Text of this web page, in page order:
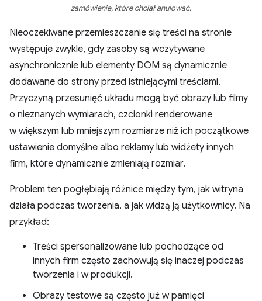
zamówienie, które chciał anulować.
Nieoczekiwane przemieszczanie się treści na stronie
występuje zwykle, gdy zasoby są wczytywane
asynchronicznie lub elementy DOM są dynamicznie
dodawane do strony przed istniejącymi treściami.
Przyczyną przesunięć układu mogą być obrazy lub filmy
o nieznanych wymiarach, czcionki renderowane
w większym lub mniejszym rozmiarze niż ich początkowe
ustawienie domyślne albo reklamy lub widżety innych
firm, które dynamicznie zmieniają rozmiar.
Problem ten pogłębiają różnice między tym, jak witryna
działa podczas tworzenia, a jak widzą ją użytkownicy. Na
przykład:
Treści spersonalizowane lub pochodzące od
innych firm często zachowują się inaczej podczas
tworzenia i w produkcji.
Obrazy testowe są często już w pamięci